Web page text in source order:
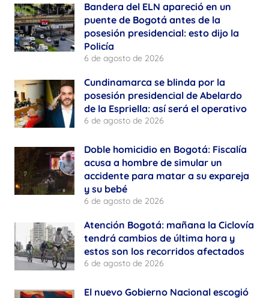
Bandera del ELN apareció en un
puente de Bogotá antes de la
posesión presidencial: esto dijo la
Policía
6 de agosto de 2026
Cundinamarca se blinda por la
posesión presidencial de Abelardo
de la Espriella: así será el operativo
6 de agosto de 2026
Doble homicidio en Bogotá: Fiscalía
acusa a hombre de simular un
accidente para matar a su expareja
y su bebé
6 de agosto de 2026
Atención Bogotá: mañana la Ciclovía
tendrá cambios de última hora y
estos son los recorridos afectados
6 de agosto de 2026
El nuevo Gobierno Nacional escogió